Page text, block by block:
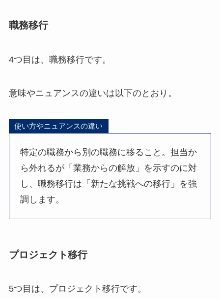
職務移行
4つ目は、職務移行です。
意味やニュアンスの違いは以下のとおり。
使い方やニュアンスの違い
特定の職務から別の職務に移ること。担当か
ら外れるが「業務からの解放」を示すのに対
し、職務移行は「新たな挑戦への移行」を強
調します。
プロジェクト移行
5つ目は、プロジェクト移行です。